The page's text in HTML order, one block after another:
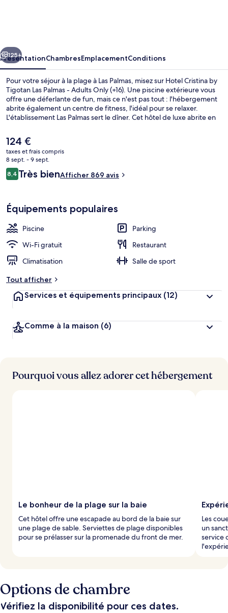
Las
Palmas
Adults
Only
Suivant
125+
PrésentationChambresEmplacementConditions
Pour votre séjour à la plage à Las Palmas, misez sur Hotel Cristina by
Tigotan Las Palmas - Adults Only (+16). Une piscine extérieure vous
offre une déferlante de fun, mais ce n'est pas tout : l'hébergement
abrite également un centre de fitness, l'idéal pour se relaxer.
L'établissement Las Palmas sert le dîner. Cet hôtel de luxe abrite en
une terrasse. Les autres voyageurs adorent le personnel
attentionné.
Le
prix
actuel
est
de
124 €
taxes et frais compris
8 sept. - 9 sept.
Avis
voyageurs
8,48,4 sur 10
Très bienAfficher 869 avis
Équipements populaires
Piscine
Parking
Wi-Fi gratuit
Restaurant
Climatisation
Salle de sport
Tout afficher
Services et équipements principaux (12)
Comme à la maison (6)
Pourquoi vous allez adorer cet hébergement
Le bonheur de la plage sur la baie
Cet hôtel offre une escapade au bord de la baie sur
une plage de sable. Serviettes de plage disponibles
pour se prélasser sur la promenade du front de mer.
Les
un
service
Options de chambre
Vérifiez la disponibilité pour ces dates.